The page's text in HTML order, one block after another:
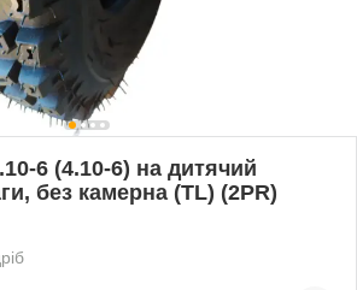
6 (4.10-6) на дитячий
без камерна (TL) (2PR)